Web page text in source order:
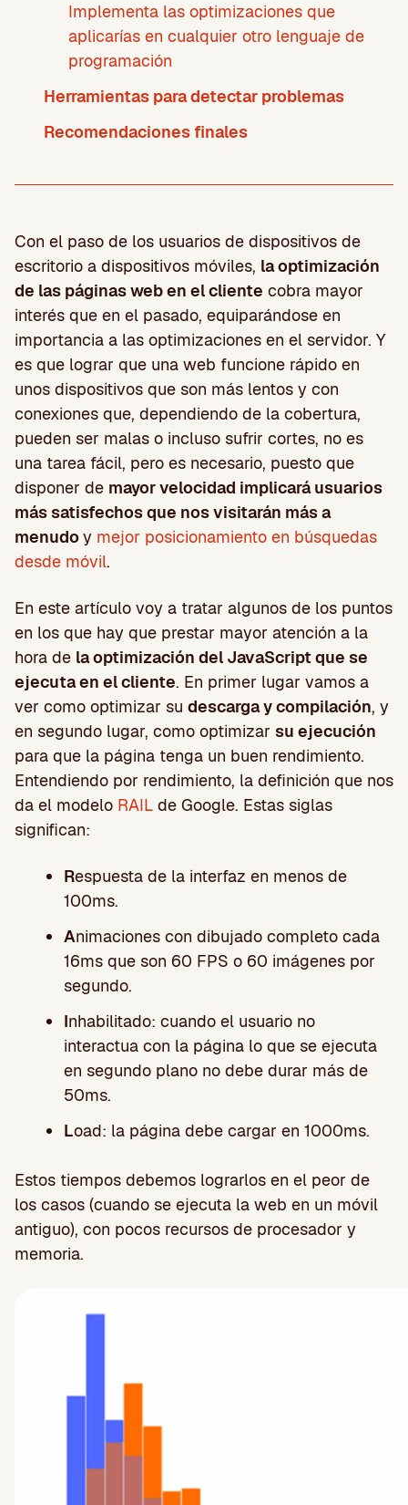
Implementa las optimizaciones que
aplicarías en cualquier otro lenguaje de
programación
Herramientas para detectar problemas
Recomendaciones finales
Con el paso de los usuarios de dispositivos de
escritorio a dispositivos móviles, la optimización
de las páginas web en el cliente cobra mayor
interés que en el pasado, equiparándose en
importancia a las optimizaciones en el servidor. Y
es que lograr que una web funcione rápido en
unos dispositivos que son más lentos y con
conexiones que, dependiendo de la cobertura,
pueden ser malas o incluso sufrir cortes, no es
una tarea fácil, pero es necesario, puesto que
disponer de mayor velocidad implicará usuarios
más satisfechos que nos visitarán más a
menudoy mejor posicionamiento en búsquedas
desde móvil.
En este artículo voy a tratar algunos de los puntos
en los que hay que prestar mayor atención a la
hora de la optimización del JavaScript que se
ejecuta en el cliente. En primer lugar vamos a
ver como optimizar su descarga y compilación, y
en segundo lugar, como optimizar su ejecución
para que la página tenga un buen rendimiento.
Entendiendo por rendimiento, la definición que nos
da el modelo RAIL de Google. Estas siglas
significan:
Respuesta de la interfaz en menos de
100ms.
Animaciones con dibujado completo cada
16ms que son 60 FPS o 60 imágenes por
segundo.
Inhabilitado: cuando el usuario no
interactua con la página lo que se ejecuta
en segundo plano no debe durar más de
50ms.
Load: la página debe cargar en 1000ms.
Estos tiempos debemos lograrlos en el peor de
los casos (cuando se ejecuta la web en un móvil
antiguo), con pocos recursos de procesador y
memoria.